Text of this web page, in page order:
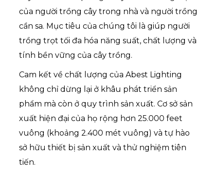
của người trồng cây trong nhà và người trồng
cần sa. Mục tiêu của chúng tôi là giúp người
trồng trọt tối đa hóa năng suất, chất lượng và
tính bền vững của cây trồng.
Cam kết về chất lượng của Abest Lighting
không chỉ dừng lại ở khâu phát triển sản
phẩm mà còn ở quy trình sản xuất. Cơ sở sản
xuất hiện đại của họ rộng hơn 25.000 feet
vuông (khoảng 2.400 mét vuông) và tự hào
sở hữu thiết bị sản xuất và thử nghiệm tiên
tiến.